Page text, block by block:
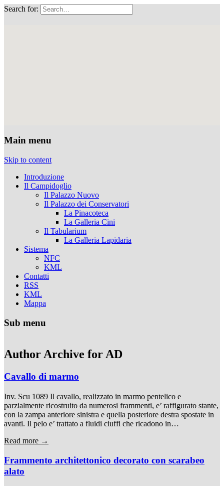
Search for:
Main menu
Skip to content
Introduzione
Il Campidoglio
Il Palazzo Nuovo
Il Palazzo dei Conservatori
La Pinacoteca
La Galleria Cini
Il Tabularium
La Galleria Lapidaria
Sistema
NFC
KML
Contatti
RSS
KML
Mappa
Sub menu
Author Archive forAD
Cavallo di marmo
Inv. Scu 1089 Il cavallo, realizzato in marmo pentelico e
parzialmente ricostruito da numerosi frammenti, e’ raffigurato stante,
con la zampa anteriore sinistra e quella posteriore destra spostate in
avanti. Il pelo e’ trattato a fluidi ciuffi che ricadono in…
Read more →
Frammento architettonico decorato con scarabeo
alato